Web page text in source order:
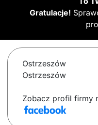
Gratulacje!
Ostrzeszów
Ostrzeszów
Zobacz profil firmy